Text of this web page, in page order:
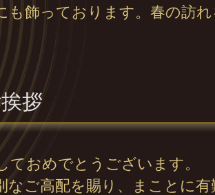
も飾っております。春の訪
拶
ておめでとうございます。
なご高配を賜り、まことに